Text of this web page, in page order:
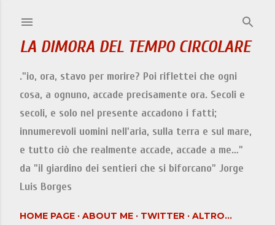
LA DIMORA DEL TEMPO CIRCOLARE
."io, ora, stavo per morire? Poi riflettei che ogni
cosa, a ognuno, accade precisamente ora. Secoli e
secoli, e solo nel presente accadono i fatti;
innumerevoli uomini nell'aria, sulla terra e sul mare,
e tutto ciò che realmente accade, accade a me…"
da "il giardino dei sentieri che si biforcano" Jorge
Luis Borges
HOME PAGE ABOUT ME TWITTER ALTRO…